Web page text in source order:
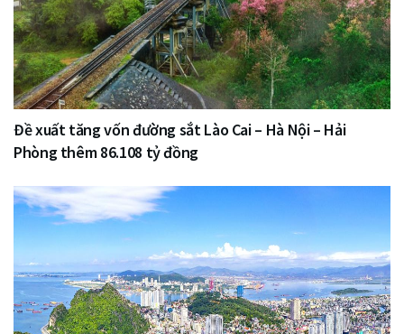
Đề xuất tăng vốn đường sắt Lào Cai – Hà Nội – Hải
Phòng thêm 86.108 tỷ đồng